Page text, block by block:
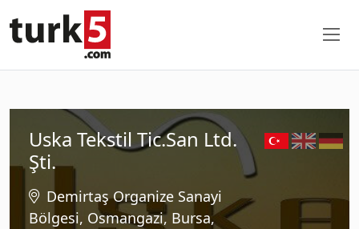
Uska Tekstil Tic.San Ltd.
Şti.
Demirtaş Organize Sanayi
Bölgesi, Osmangazi, Bursa,